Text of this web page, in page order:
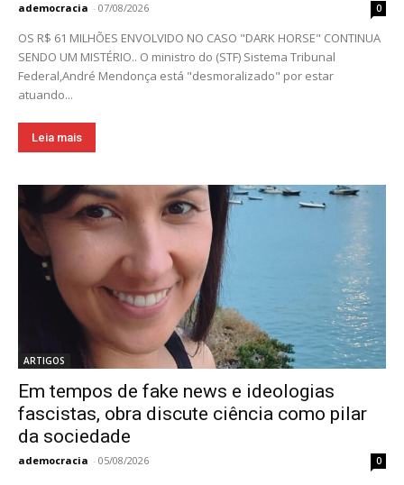
ademocracia - 07/08/2026 0
OS R$ 61 MILHÕES ENVOLVIDO NO CASO "DARK HORSE" CONTINUA
SENDO UM MISTÉRIO.. O ministro do (STF) Sistema Tribunal
Federal,André Mendonça está "desmoralizado" por estar
atuando...
Leia mais
ARTIGOS
Em tempos de fake news e ideologias
fascistas, obra discute ciência como pilar
da sociedade
ademocracia - 05/08/2026 0